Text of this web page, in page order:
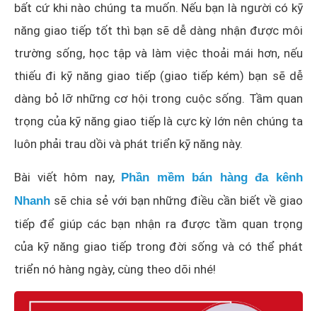
bất cứ khi nào chúng ta muốn. Nếu bạn là người có kỹ
năng giao tiếp tốt thì bạn sẽ dễ dàng nhận được môi
trường sống, học tập và làm việc thoải mái hơn, nếu
thiếu đi kỹ năng giao tiếp (giao tiếp kém) bạn sẽ dễ
dàng bỏ lỡ những cơ hội trong cuộc sống. Tầm quan
trọng của kỹ năng giao tiếp là cực kỳ lớn nên chúng ta
luôn phải trau dồi và phát triển kỹ năng này.
Bài viết hôm nay, Phần mềm bán hàng đa kênh
Nhanh sẽ chia sẻ với bạn những điều cần biết về giao
tiếp để giúp các bạn nhận ra được tầm quan trọng
của kỹ năng giao tiếp trong đời sống và có thể phát
triển nó hàng ngày, cùng theo dõi nhé!